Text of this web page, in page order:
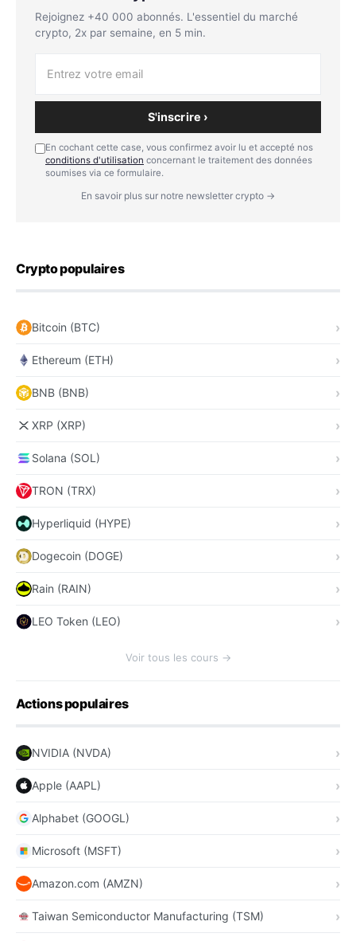
Rejoignez +40 000 abonnés. L'essentiel du marché
crypto, 2x par semaine, en 5 min.
S'inscrire ›
En cochant cette case, vous confirmez avoir lu et accepté nos
conditions d'utilisation concernant le traitement des données
soumises via ce formulaire.
En savoir plus sur notre newsletter crypto →
Crypto populaires
Bitcoin (BTC)
Ethereum (ETH)
BNB (BNB)
XRP (XRP)
Solana (SOL)
TRON (TRX)
Hyperliquid (HYPE)
Dogecoin (DOGE)
Rain (RAIN)
LEO Token (LEO)
Voir tous les cours →
Actions populaires
NVIDIA (NVDA)
Apple (AAPL)
Alphabet (GOOGL)
Microsoft (MSFT)
Amazon.com (AMZN)
Taiwan Semiconductor Manufacturing (TSM)